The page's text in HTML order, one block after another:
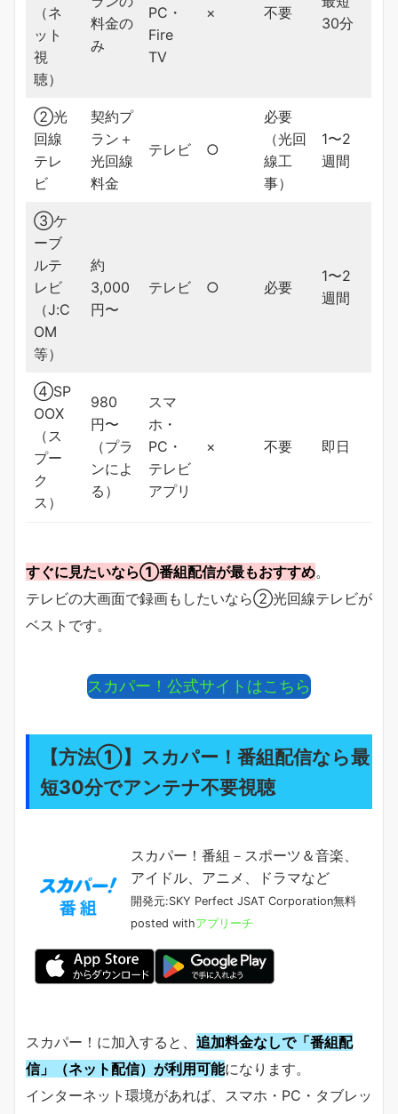
（ネ
ット
視
聴）
料金の
み
PC・
Fire
TV
× 不要
30分
②光
回線
テレ
ビ
契約プ
ラン＋
光回線
料金
テレビ ○
必要
（光回
線工
事）
1〜2
週間
③ケ
ーブ
ルテ
レビ
（J:C
OM
等）
約
3,000
円〜
テレビ ○ 必要
1〜2
週間
④SP
OOX
（ス
プー
ク
ス）
980
円〜
（プラ
ンによ
る）
スマ
ホ・
PC・
テレビ
アプリ
× 不要 即日
すぐに見たいなら①番組配信が最もおすすめ。
テレビの大画面で録画もしたいなら②光回線テレビが
ベストです。
スカパー！公式サイトはこちら
【方法①】スカパー！番組配信なら最
短30分でアンテナ不要視聴
スカパー！番組－スポーツ＆音楽、
アイドル、アニメ、ドラマなど
開発元:SKY Perfect JSAT Corporation無料
posted withアプリーチ
スカパー！に加入すると、 追加料金なしで「番組配
信」（ネット配信）が利用可能になります。
インターネット環境があれば、スマホ・PC・タブレッ